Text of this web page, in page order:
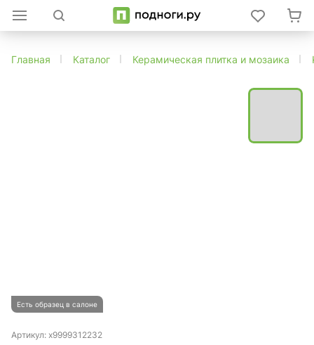
Главная Каталог Керамическая плитка и мозаика
Есть образец в салоне
Артикул: х9999312232